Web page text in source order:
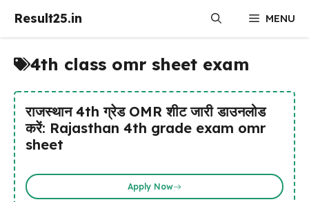
Result25.in MENU
4th class omr sheet exam
राजस्थान 4th ग्रेड OMR शीट जारी डाउनलोड
करें: Rajasthan 4th grade exam omr
sheet
Apply Now